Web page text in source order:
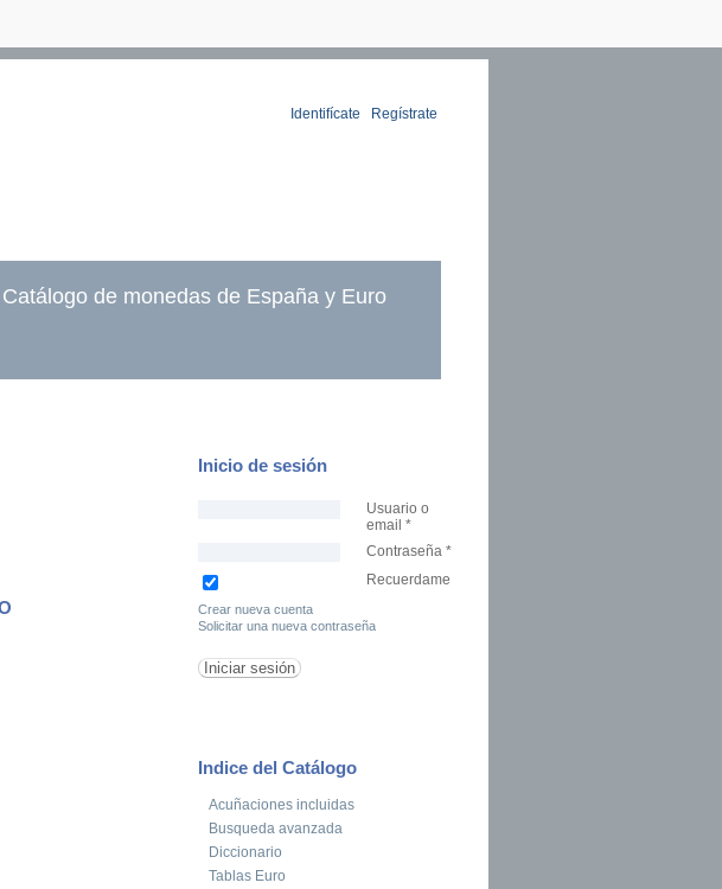
Identifícate Regístrate
Catálogo de monedas de España y Euro
Inicio de sesión
Usuario o
email *
Contraseña *
Recuerdame
Crear nueva cuenta
Solicitar una nueva contraseña
Indice del Catálogo
Acuñaciones incluidas
Busqueda avanzada
Diccionario
Tablas Euro